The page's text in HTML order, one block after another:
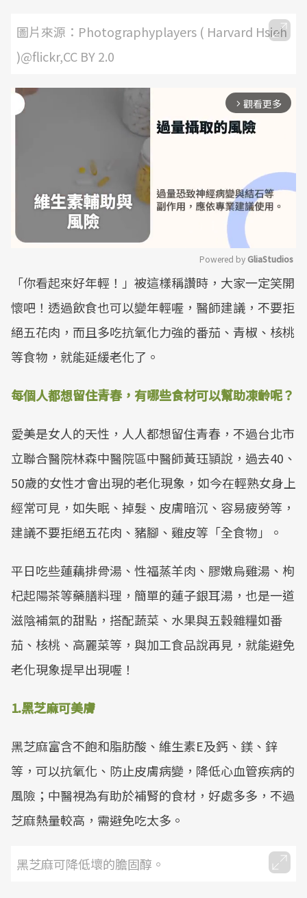
圖片來源：Photographyplayers ( Harvard Hsieh
)@flickr,CC BY 2.0
arrow_forward_ios 觀看更多
Mute
Powered by GliaStudios
「你看起來好年輕！」被這樣稱讚時，大家一定笑開
懷吧！透過飲食也可以變年輕喔，醫師建議，不要拒
絕五花肉，而且多吃抗氧化力強的番茄、青椒、核桃
等食物，就能延緩老化了。
每個人都想留住青春，有哪些食材可以幫助凍齡呢？
愛美是女人的天性，人人都想留住青春，不過台北市
立聯合醫院林森中醫院區中醫師黃珏頴說，過去40、
50歲的女性才會出現的老化現象，如今在輕熟女身上
經常可見，如失眠、掉髮、皮膚暗沉、容易疲勞等，
建議不要拒絕五花肉、豬腳、雞皮等「全食物」。
平日吃些蓮藕排骨湯、性福蒸羊肉、膠嫩烏雞湯、枸
杞起陽茶等藥膳料理，簡單的蓮子銀耳湯，也是一道
滋陰補氣的甜點，搭配蔬菜、水果與五穀雜糧如番
茄、核桃、高麗菜等，與加工食品說再見，就能避免
老化現象提早出現喔！
1.黑芝麻可美膚
黑芝麻富含不飽和脂肪酸、維生素E及鈣、鎂、鋅
等，可以抗氧化、防止皮膚病變，降低心血管疾病的
風險；中醫視為有助於補腎的食材，好處多多，不過
芝麻熱量較高，需避免吃太多。
黑芝麻可降低壞的膽固醇。